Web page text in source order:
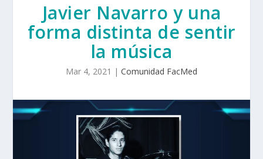
Javier Navarro y una
forma distinta de sentir
la música
Mar 4, 2021 | Comunidad FacMed